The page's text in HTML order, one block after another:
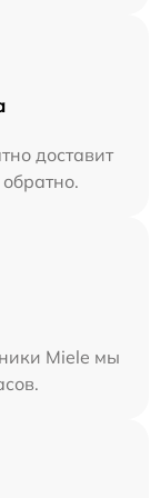
доставит
Miele мы